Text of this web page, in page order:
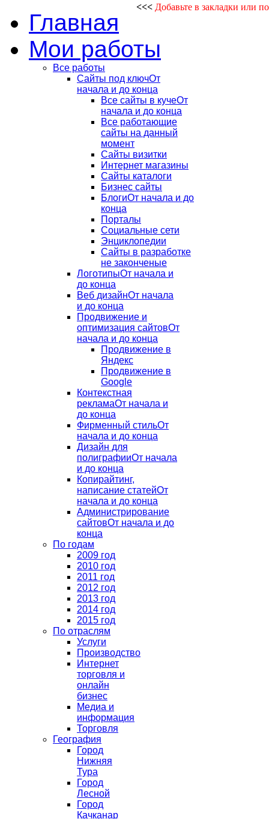
Главная
Мои работы
Все работы
Сайты под ключОт
начала и до конца
Все сайты в кучеОт
начала и до конца
Все работающие
сайты на данный
момент
Сайты визитки
Интернет магазины
Сайты каталоги
Бизнес сайты
БлогиОт начала и до
конца
Порталы
Социальные сети
Энциклопедии
Сайты в разработке
не законченые
ЛоготипыОт начала и
до конца
Веб дизайнОт начала
и до конца
Продвижение и
оптимизация сайтовОт
начала и до конца
Продвижение в
Яндекс
Продвижение в
Google
Контекстная
рекламаОт начала и
до конца
Фирменный стильОт
начала и до конца
Дизайн для
полиграфииОт начала
и до конца
Копирайтинг,
написание статейОт
начала и до конца
Администрирование
сайтовОт начала и до
конца
По годам
2009 год
2010 год
2011 год
2012 год
2013 год
2014 год
2015 год
По отраслям
Услуги
Производство
Интернет
торговля и
онлайн
бизнес
Медиа и
информация
Торговля
География
Город
Нижняя
Тура
Город
Лесной
Город
Качканар
<<< Добавьте в закладки или